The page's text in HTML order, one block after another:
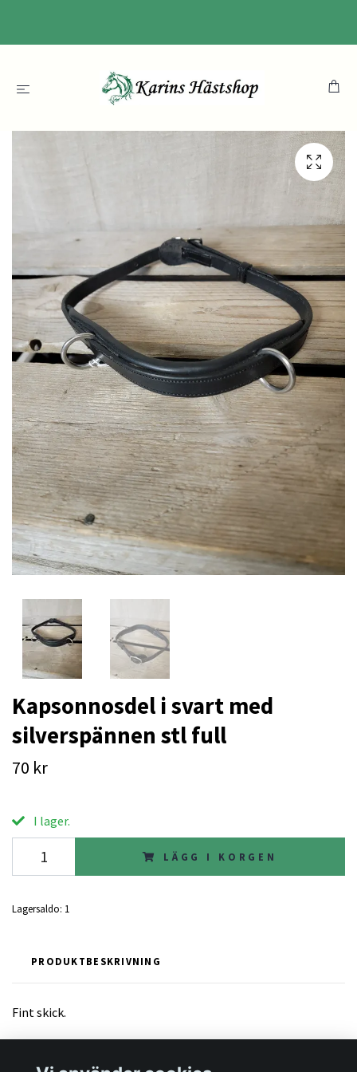
Kapsonnosdel i svart med
silverspännen stl full
70 kr
I lager.
LÄGG I KORGEN
Lagersaldo: 1
PRODUKTBESKRIVNING
Fint skick.